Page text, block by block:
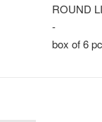
ROUND
-
box of 6